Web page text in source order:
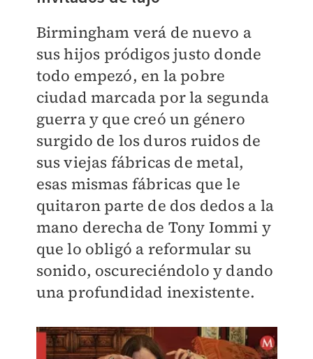
Birmingham verá de nuevo a
sus hijos pródigos justo donde
todo empezó, en la pobre
ciudad marcada por la segunda
guerra y que creó un género
surgido de los duros ruidos de
sus viejas fábricas de metal,
esas mismas fábricas que le
quitaron parte de dos dedos a la
mano derecha de Tony Iommi y
que lo obligó a reformular su
sonido, oscureciéndolo y dando
una profundidad inexistente.